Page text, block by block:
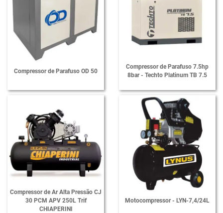
Compressor de Parafuso OD 50
Compressor de Parafuso 7.5hp
8bar - Techto Platinum TB 7.5
Compressor de Ar Alta Pressão CJ
30 PCM APV 250L Trif
CHIAPERINI
Motocompressor - LYN-7,4/24L